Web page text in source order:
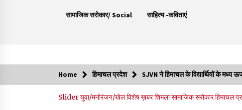
सामाजिक सरोकार/ Social साहित्य -कविताएं
दिवस समारोह, CM सुक्खू करेंगे ध्वजारोहण
Home हिमाचल प्रदेश SJVN ने हिमाचल के विद्यार्थियों के मध्य
Sliderयुवा/मनोरंजन/खेलविशेष ख़बरशिमलासामाजिक सरोकारहिमाचल